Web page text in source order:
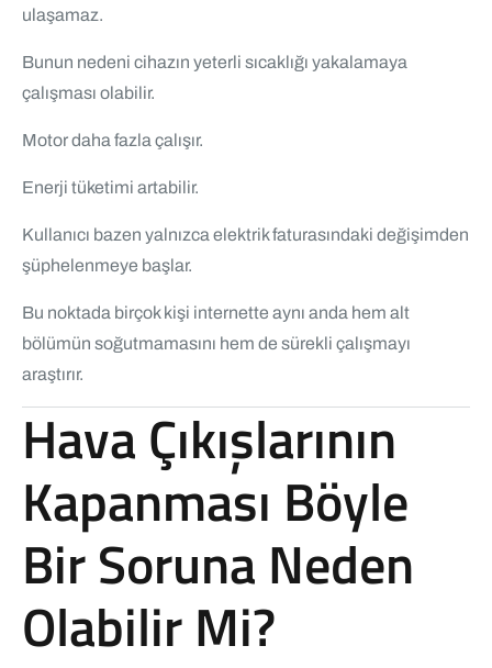
ulaşamaz.
Bunun nedeni cihazın yeterli sıcaklığı yakalamaya
çalışması olabilir.
Motor daha fazla çalışır.
Enerji tüketimi artabilir.
Kullanıcı bazen yalnızca elektrik faturasındaki değişimden
şüphelenmeye başlar.
Bu noktada birçok kişi internette aynı anda hem alt
bölümün soğutmamasını hem de sürekli çalışmayı
araştırır.
Hava Çıkışlarının
Kapanması Böyle
Bir Soruna Neden
Olabilir Mi?